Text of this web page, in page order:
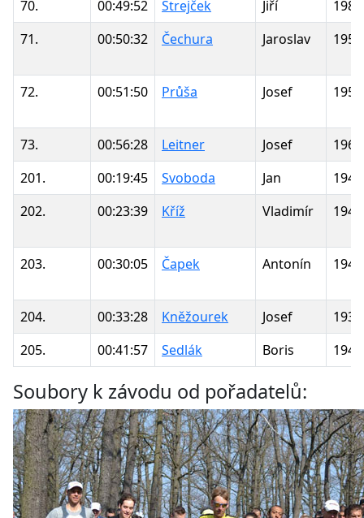
70.
00:49:52 Strejček Jiří
1983
71.
00:50:32 Čechura Jaroslav 1955
72. 00:51:50 Průša Josef 1952
73. 00:56:28 Leitner Josef
1969
201.
00:19:45 Svoboda Jan
1943
202.
00:23:39 Kříž Vladimír 1943
203. 00:30:05 Čapek Antonín 1941
204. 00:33:28 Kněžourek Josef
1939
205.
00:41:57 Sedlák Boris 1949
Soubory k závodu od pořadatelů: